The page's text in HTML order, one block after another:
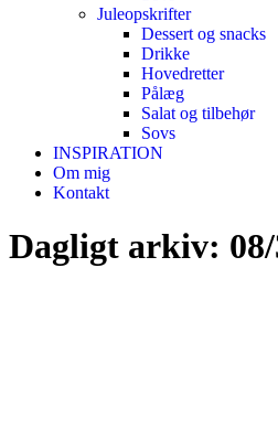
Juleopskrifter
Dessert og snacks
Drikke
Hovedretter
Pålæg
Salat og tilbehør
Sovs
INSPIRATION
Om mig
Kontakt
Dagligt arkiv: